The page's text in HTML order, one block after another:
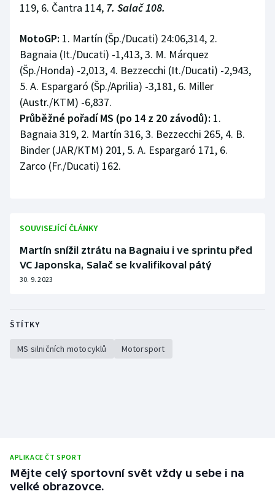
119, 6. Čantra 114, 7. Salač 108.
MotoGP: 1. Martín (Šp./Ducati) 24:06,314, 2.
Bagnaia (It./Ducati) -1,413, 3. M. Márquez
(Šp./Honda) -2,013, 4. Bezzecchi (It./Ducati) -2,943,
5. A. Espargaró (Šp./Aprilia) -3,181, 6. Miller
(Austr./KTM) -6,837.
Průběžné pořadí MS (po 14 z 20 závodů): 1.
Bagnaia 319, 2. Martín 316, 3. Bezzecchi 265, 4. B.
Binder (JAR/KTM) 201, 5. A. Espargaró 171, 6.
Zarco (Fr./Ducati) 162.
SOUVISEJÍCÍ ČLÁNKY
Martín snížil ztrátu na Bagnaiu i ve sprintu před
VC Japonska, Salač se kvalifikoval pátý
30. 9. 2023
ŠTÍTKY
MS silničních motocyklů Motorsport
APLIKACE ČT SPORT
Mějte celý sportovní svět vždy u sebe i na
velké obrazovce.